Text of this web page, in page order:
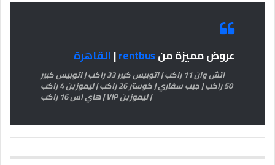
عروض مميزة منrentbus
|القاهرة
اتش وان 11 راكب | اتوبيس كبير 33 راكب | اتوبيس كبير
50 راكب | جيب سفاري | كوستر 26 راكب | ليموزين 4 راكب
| ليموزين VIP | هاي اس 16 راكب